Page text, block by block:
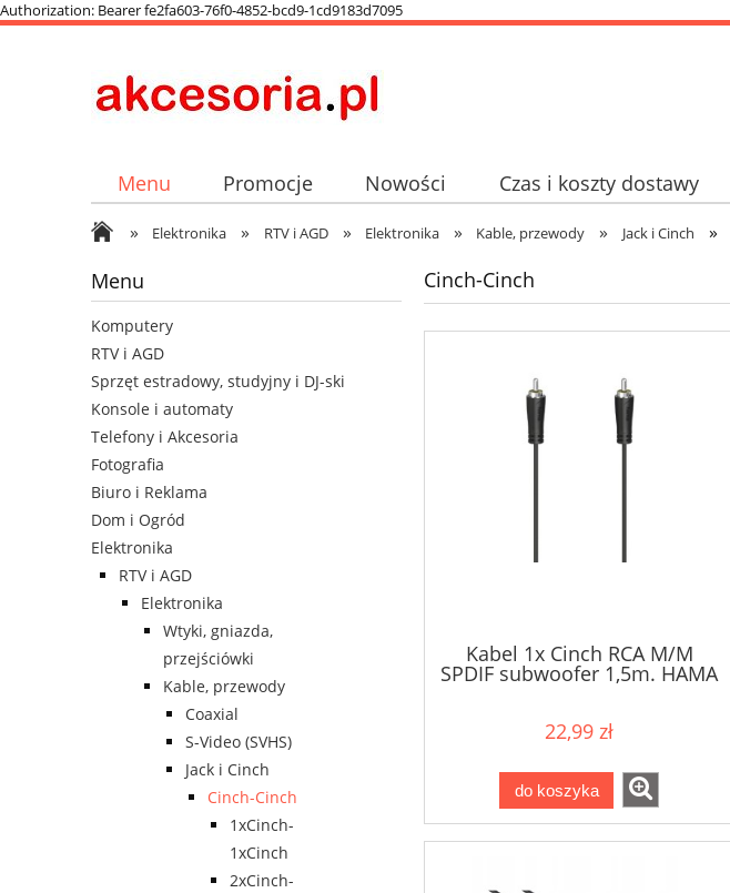
Authorization: Bearer fe2fa603-76f0-4852-bcd9-1cd9183d7095
Menu Promocje Nowości Czas i koszty dostawy
» Elektronika » RTV i AGD » Elektronika » Kable, przewody » Jack i Cinch »
Menu
Komputery
RTV i AGD
Sprzęt estradowy, studyjny i DJ-ski
Konsole i automaty
Telefony i Akcesoria
Fotografia
Biuro i Reklama
Dom i Ogród
Elektronika
RTV i AGD
Elektronika
Wtyki, gniazda,
przejściówki
Kable, przewody
Coaxial
S-Video (SVHS)
Jack i Cinch
Cinch-Cinch
1xCinch-
1xCinch
2xCinch-
Cinch-Cinch
Kabel 1x Cinch RCA M/M
SPDIF subwoofer 1,5m. HAMA
22,99 zł
do koszyka